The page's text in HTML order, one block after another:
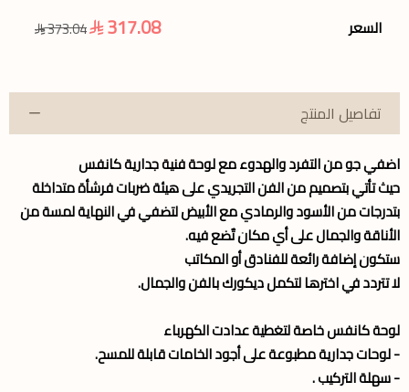
اسحب و افلت الملف هنا
السعر 317.08
373.04
تفاصيل المنتج
اضفي جو من التفرد والهدوء مع لوحة فنية جدارية كانفس
حيث تأتي بتصميم من الفن التجريدي على هيئة ضربات فرشأة متداخلة
بتدرجات من الأسود والرمادي مع الأبيض لتضفي في النهاية لمسة من
الأناقة والجمال على أي مكان تٌضع فيه.
ستكون إضافة رائعة للفنادق أو المكاتب
لا تتردد في اخترها لتكمل ديكورك بالفن والجمال.
لوحة كانفس خاصة لتغطية عدادت الكهرباء
- لوحات جدارية مطبوعة على أجود الخامات قابلة للمسح.
- سهلة التركيب .